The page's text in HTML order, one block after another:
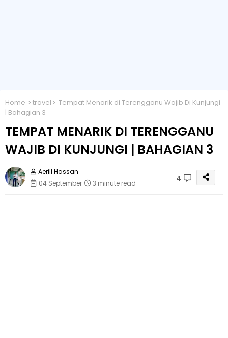
Home travel
Tempat Menarik di Terengganu Wajib Di Kunjungi
| Bahagian 3
TEMPAT MENARIK DI TERENGGANU
WAJIB DI KUNJUNGI | BAHAGIAN 3
Aerill Hassan
04 September
3 minute read 4